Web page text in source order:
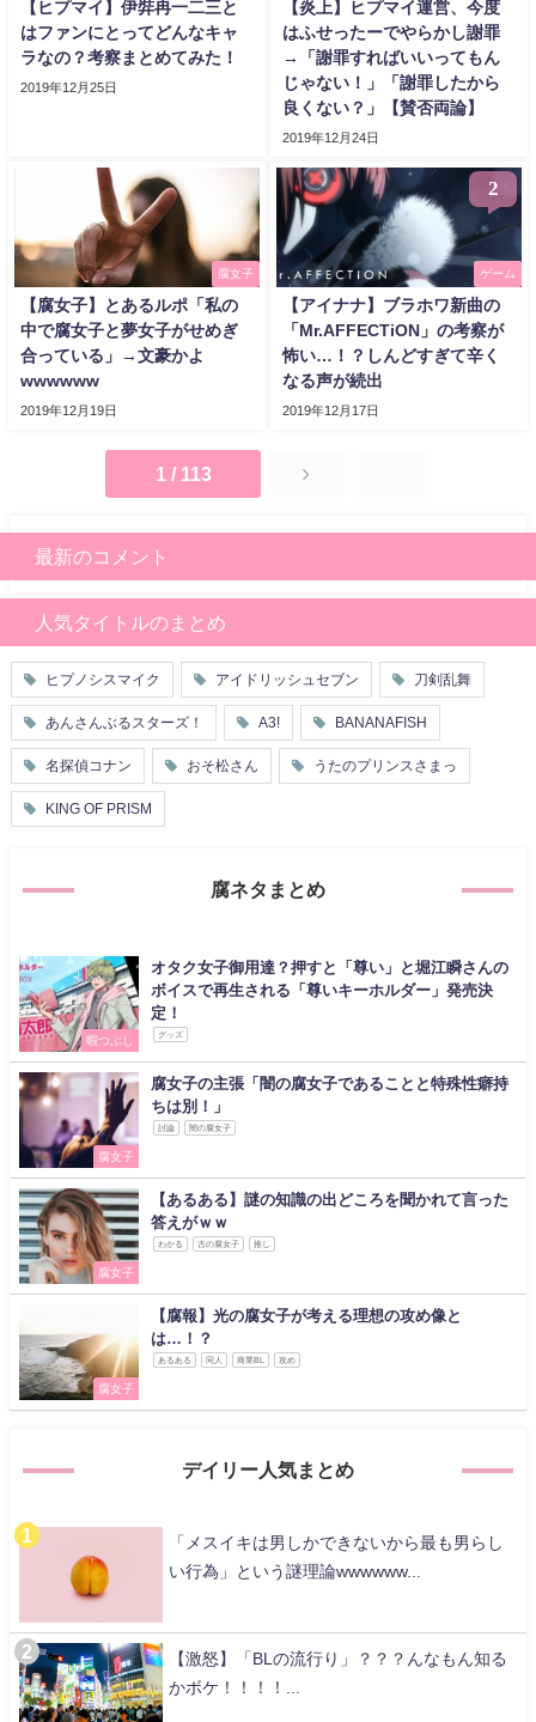
【ヒプマイ】伊弉冉一二三と
はファンにとってどんなキャ
ラなの？考察まとめてみた！
2019年12月25日
【炎上】ヒプマイ運営、今度
はふせったーでやらかし謝罪
→「謝罪すればいいってもん
じゃない！」「謝罪したから
良くない？」【賛否両論】
2019年12月24日
腐女子
【腐女子】とあるルポ「私の
中で腐女子と夢女子がせめぎ
合っている」→文豪かよ
wwwwww
2019年12月19日
2
ゲーム
【アイナナ】ブラホワ新曲の
「Mr.AFFECTiON」の考察が
怖い…！？しんどすぎて辛く
なる声が続出
2019年12月17日
1 / 113
最新のコメント
人気タイトルのまとめ
ヒプノシスマイク アイドリッシュセブン 刀剣乱舞
あんさんぶるスターズ！ A3! BANANAFISH
名探偵コナン おそ松さん うたのプリンスさまっ
KING OF PRISM
腐ネタまとめ
暇つぶし
オタク女子御用達？押すと「尊い」と堀江瞬さんの
ボイスで再生される「尊いキーホルダー」発売決
定！
グッズ
腐女子
腐女子の主張「闇の腐女子であることと特殊性癖持
ちは別！」
討論 闇の腐女子
腐女子
【あるある】謎の知識の出どころを聞かれて言った
答えがｗｗ
わかる 古の腐女子 推し
腐女子
【腐報】光の腐女子が考える理想の攻め像と
は…！？
あるある 同人 商業BL 攻め
デイリー人気まとめ
「メスイキは男しかできないから最も男らし
い行為」という謎理論wwwwww...
【激怒】「BLの流行り」？？？んなもん知る
かボケ！！！！...